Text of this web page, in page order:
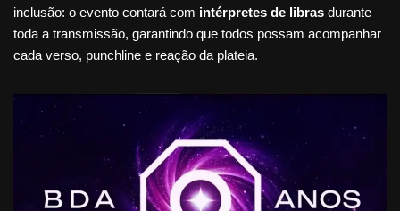
inclusão: o evento contará com intérpretes de libras durante
toda a transmissão, garantindo que todos possam acompanhar
cada verso, punchline e reação da plateia.